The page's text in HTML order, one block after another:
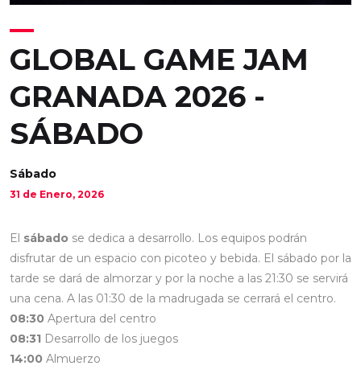
GLOBAL GAME JAM
GRANADA 2026 -
SÁBADO
Sábado
31 de Enero, 2026
El sábado se dedica a desarrollo. Los equipos podrán
disfrutar de un espacio con picoteo y bebida. El sábado por la
tarde se dará de almorzar y por la noche a las 21:30 se servirá
una cena. A las 01:30 de la madrugada se cerrará el centro.
08:30 Apertura del centro
08:31 Desarrollo de los juegos
14:00 Almuerzo